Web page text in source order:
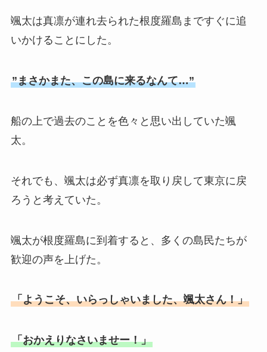
颯太は真凛が連れ去られた根度羅島まですぐに追
いかけることにした。
”まさかまた、この島に来るなんて…”
船の上で過去のことを色々と思い出していた颯
太。
それでも、颯太は必ず真凛を取り戻して東京に戻
ろうと考えていた。
颯太が根度羅島に到着すると、多くの島民たちが
歓迎の声を上げた。
「ようこそ、いらっしゃいました、颯太さん！」
「おかえりなさいませー！」